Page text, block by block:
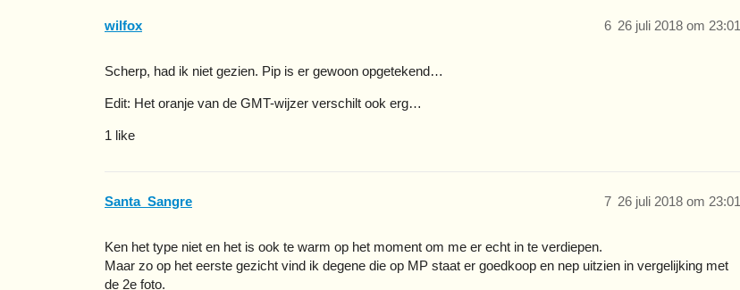
wilfox 26 juli 2018 om 23:01
6
Scherp, had ik niet gezien. Pip is er gewoon opgetekend…
Edit: Het oranje van de GMT-wijzer verschilt ook erg…
1 like
Santa_Sangre 26 juli 2018 om 23:01
7
Ken het type niet en het is ook te warm op het moment om me er echt in te verdiepen.
Maar zo op het eerste gezicht vind ik degene die op MP staat er goedkoop en nep uitzien in vergelijking met
de 2e foto.